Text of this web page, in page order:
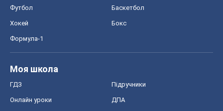
Футбол Баскетбол
Хокей Бокс
Формула-1
Моя школа
ГДЗ Підручники
Онлайн уроки ДПА